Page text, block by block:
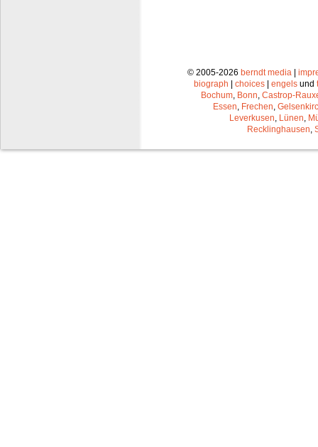
© 2005-2026 berndt media|
biograph
choices engels und
Bochum, Bonn, Castrop-
Essen, Frechen,
Leverkusen, Lünen,
Recklinghausen,